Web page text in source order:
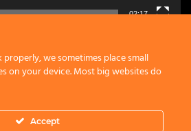
02:17
we sometimes place small
on your device. Most big websites do
Accept